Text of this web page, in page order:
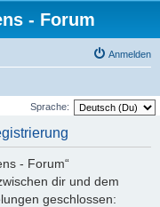
- Forum
Anmelden
Sprache:
- Forum“
dir und dem
geschlossen: